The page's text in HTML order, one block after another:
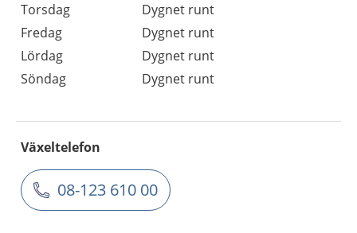
Torsdag
Dygnet runt
Fredag
Dygnet runt
Lördag
Dygnet runt
Söndag
Dygnet runt
Växeltelefon
08-123 610 00